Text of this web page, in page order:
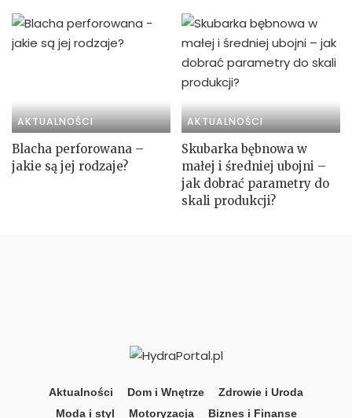
AKTUALNOŚCI
Blacha perforowana –
jakie są jej rodzaje?
AKTUALNOŚCI
Skubarka bębnowa w
małej i średniej ubojni –
jak dobrać parametry do
skali produkcji?
Aktualności Dom i Wnętrze
Zdrowie i Uroda
Moda i styl
Motoryzacja Biznes i Finanse